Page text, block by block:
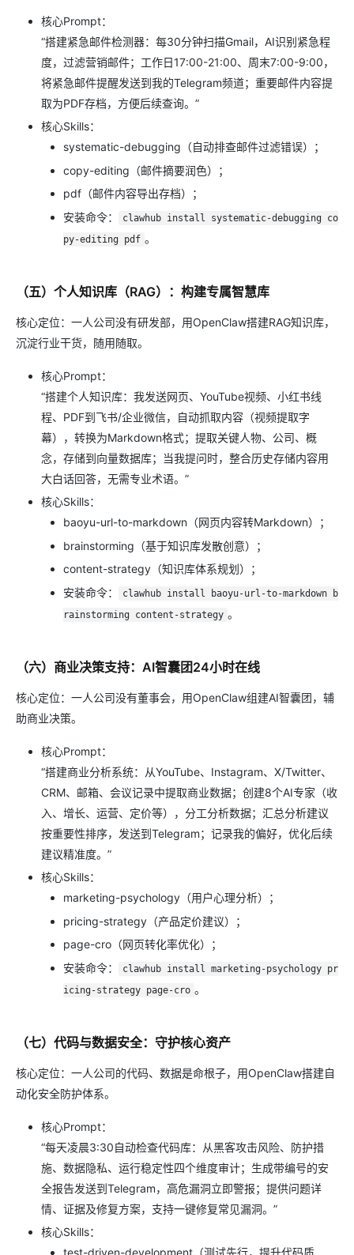
核心Prompt：
“搭建紧急邮件检测器：每30分钟扫描Gmail，AI识别紧急程
度，过滤营销邮件；工作日17:00-21:00、周末7:00-9:00，
将紧急邮件提醒发送到我的Telegram频道；重要邮件内容提
取为PDF存档，方便后续查询。”
核心Skills：
systematic-debugging（自动排查邮件过滤错误）；
copy-editing（邮件摘要润色）；
pdf（邮件内容导出存档）；
安装命令：
clawhub install systematic-debugging co
py-editing pdf 。
（五）个人知识库（RAG）：构建专属智慧库
核心定位：一人公司没有研发部，用OpenClaw搭建RAG知识库，
沉淀行业干货，随用随取。
核心Prompt：
“搭建个人知识库：我发送网页、YouTube视频、小红书线
程、PDF到飞书/企业微信，自动抓取内容（视频提取字
幕），转换为Markdown格式；提取关键人物、公司、概
念，存储到向量数据库；当我提问时，整合历史存储内容用
大白话回答，无需专业术语。”
核心Skills：
baoyu-url-to-markdown（网页内容转Markdown）；
brainstorming（基于知识库发散创意）；
content-strategy（知识库体系规划）；
安装命令：
clawhub install baoyu-url-to-markdown b
rainstorming content-strategy 。
（六）商业决策支持：AI智囊团24小时在线
核心定位：一人公司没有董事会，用OpenClaw组建AI智囊团，辅
助商业决策。
核心Prompt：
“搭建商业分析系统：从YouTube、Instagram、X/Twitter、
CRM、邮箱、会议记录中提取商业数据；创建8个AI专家（收
入、增长、运营、定价等），分工分析数据；汇总分析建议
按重要性排序，发送到Telegram；记录我的偏好，优化后续
建议精准度。”
核心Skills：
marketing-psychology（用户心理分析）；
pricing-strategy（产品定价建议）；
page-cro（网页转化率优化）；
安装命令：
clawhub install marketing-psychology pr
icing-strategy page-cro 。
（七）代码与数据安全：守护核心资产
核心定位：一人公司的代码、数据是命根子，用OpenClaw搭建自
动化安全防护体系。
核心Prompt：
“每天凌晨3:30自动检查代码库：从黑客攻击风险、防护措
施、数据隐私、运行稳定性四个维度审计；生成带编号的安
全报告发送到Telegram，高危漏洞立即警报；提供问题详
情、证据及修复方案，支持一键修复常见漏洞。”
核心Skills：